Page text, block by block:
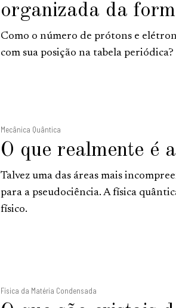
organizada da
Como o número de prótons e
com sua posição na tabela periódica?
Mecânica Quântica
O que realmente é
Talvez uma das áreas mais
para a pseudociência. A física
físico.
Física da Matéria Condensada